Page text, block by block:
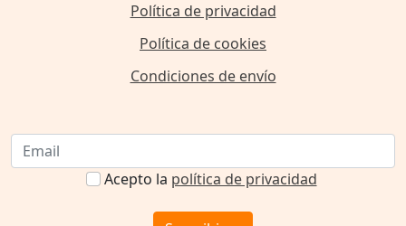
Política de privacidad
Política de cookies
Condiciones de envío
Acepto la política de privacidad